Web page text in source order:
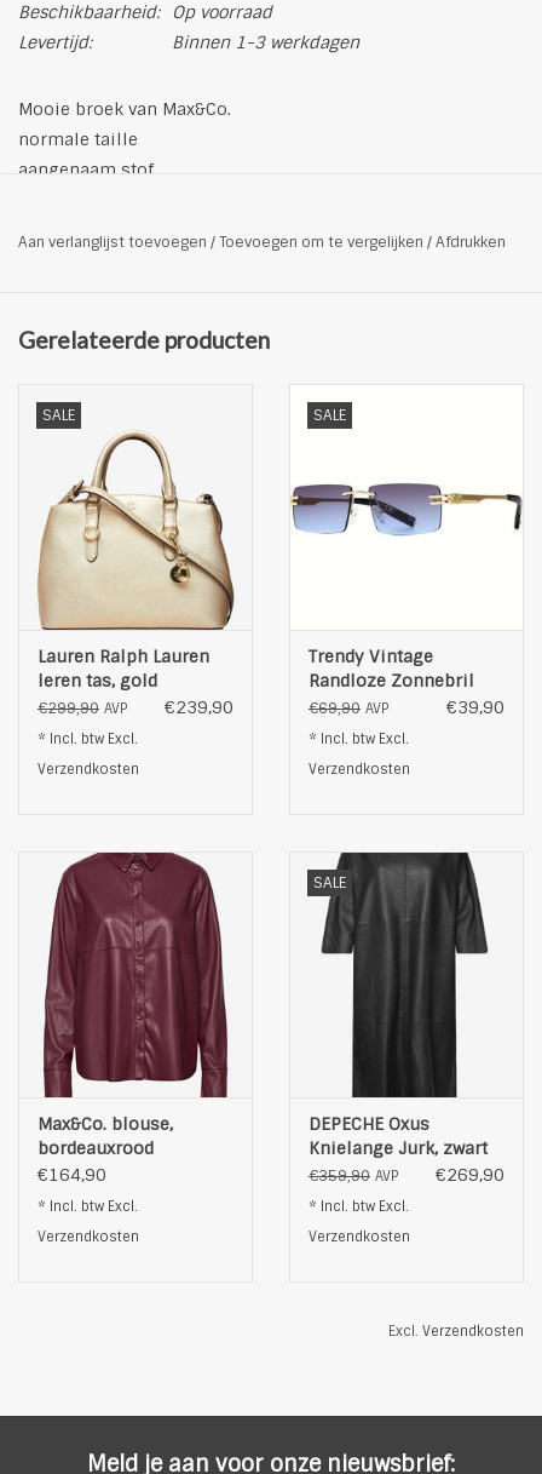
Beschikbaarheid:
Op voorraad
Levertijd:
Binnen 1-3 werkdagen
Mooie broek van Max&Co.
normale taille
aangenaam stof
Aan verlanglijst toevoegen /Toevoegen om te vergelijken /Afdrukken
Gerelateerde producten
SALE
Lauren Ralph Lauren
leren tas, gold
€299,90 AVP €239,90
* Incl. btw Excl.
Verzendkosten
SALE
Trendy Vintage
Randloze Zonnebril
Met Rechthoekig
Metalen Frame, blauw
€69,90 AVP €39,90
* Incl. btw Excl.
Verzendkosten
Max&Co. blouse,
bordeauxrood
€164,90
* Incl. btw Excl.
Verzendkosten
SALE
DEPECHE Oxus
Knielange Jurk, zwart
€359,90 AVP €269,90
* Incl. btw Excl.
Verzendkosten
Excl. Verzendkosten
Meld je aan voor onze nieuwsbrief: